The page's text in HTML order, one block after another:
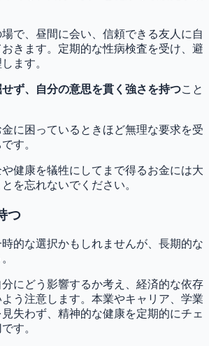
で、昼間に会い、信頼できる友人に自
きます。定期的な性病検査を受け、避
ます。
ず、自分の意思を貫く強さを持つこと
に困っているときほど無理な要求を受
す。
健康を犠牲にしてまで得るお金には大
を忘れないでください。
つ
的な選択かもしれませんが、長期的な
にどう影響するか考え、経済的な依存
う注意します。本業やキャリア、学業
失わず、精神的な健康を定期的にチェ
す。